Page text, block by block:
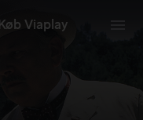
Køb Viaplay